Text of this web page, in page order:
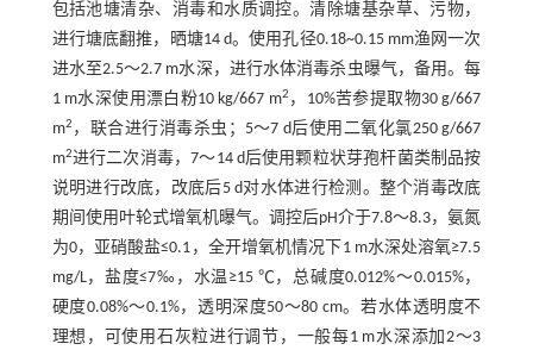
包括池塘清杂、消毒和水质调控。清除塘基杂草、污物，
进行塘底翻推，晒塘14 d。使用孔径0.18~0.15 mm渔网一次
进水至2.5～2.7 m水深，进行水体消毒杀虫曝气，备用。每
1 m水深使用漂白粉10 kg/667 m2 ，10%苦参提取物30 g/667
m2 ，联合进行消毒杀虫；5～7 d后使用二氧化氯250 g/667
m2进行二次消毒，7～14 d后使用颗粒状芽孢杆菌类制品按
说明进行改底，改底后5 d对水体进行检测。整个消毒改底
期间使用叶轮式增氧机曝气。调控后pH介于7.8～8.3，氨氮
为0，亚硝酸盐≤0.1，全开增氧机情况下1 m水深处溶氧≥7.5
mg/L，盐度≤7‰，水温≥15 ℃，总碱度0.012%～0.015%，
硬度0.08%～0.1%，透明深度50～80 cm。若水体透明度不
理想，可使用石灰粒进行调节，一般每1 m水深添加2～3